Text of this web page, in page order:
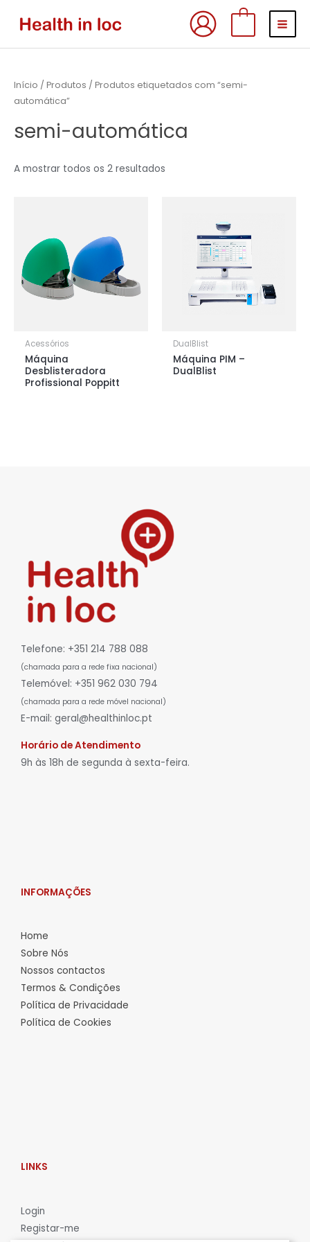
Início / Produtos / Produtos etiquetados com “semi-
automática”
semi-automática
A mostrar todos os 2 resultados
Acessórios
Máquina
Desblisteradora
Profissional Poppitt
DualBlist
Máquina PIM –
DualBlist
Telefone: +351 214 788 088
(chamada para a rede fixa nacional)
Telemóvel: +351 962 030 794
(chamada para a rede móvel nacional)
E-mail: geral@healthinloc.pt
Horário de Atendimento
9h às 18h de segunda à sexta-feira.
INFORMAÇÕES
Home
Sobre Nós
Nossos contactos
Termos & Condições
Política de Privacidade
Política de Cookies
LINKS
Login
Registar-me